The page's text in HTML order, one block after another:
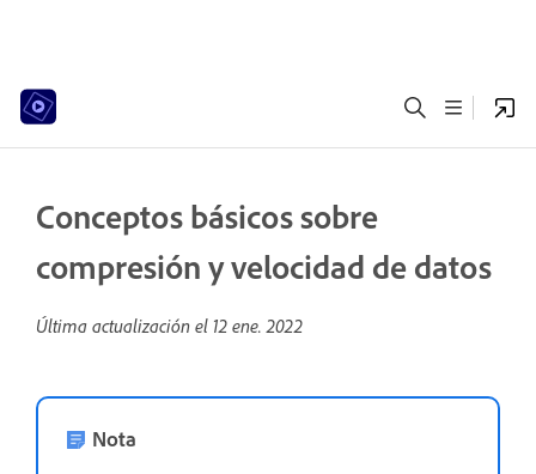
Conceptos básicos sobre
compresión y velocidad de datos
Última actualización el 12 ene. 2022
Nota